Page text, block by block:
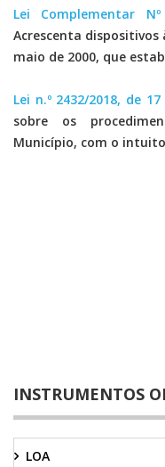
Lei Complementar
Acrescenta dispositivos
maio de 2000, que
Lei n.º 2432/2018, de
sobre os
Município, com o
INSTRUMENTOS
LOA